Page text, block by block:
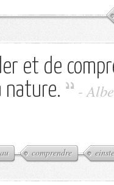
et de
nature.
-
comprendre